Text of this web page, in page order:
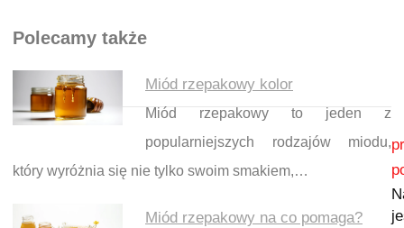
Polecamy także
Miód rzepakowy kolor
Miód rzepakowy to jeden z
popularniejszych rodzajów miodu,
który wyróżnia się nie tylko swoim smakiem,…
Miód rzepakowy na co pomaga?
Nawigacja wpisu